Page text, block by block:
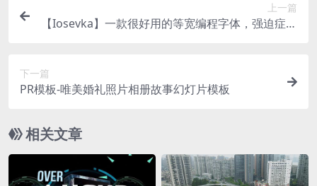
上一篇
【Iosevka】一款很好用的等宽编程字体，强迫症福
下一篇
PR模板-唯美婚礼照片相册故事幻灯片模板
相关文章